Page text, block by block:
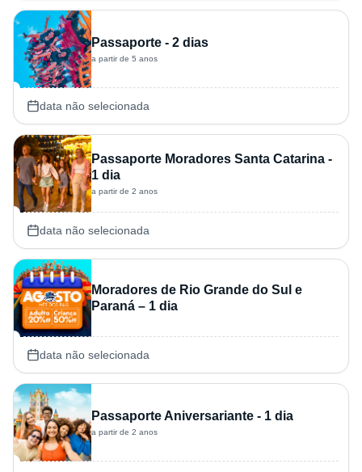
Passaporte - 2 dias
a partir de 5 anos
data não selecionada
Passaporte Moradores Santa Catarina -
1 dia
a partir de 2 anos
data não selecionada
Moradores de Rio Grande do Sul e
Paraná – 1 dia
data não selecionada
Passaporte Aniversariante - 1 dia
a partir de 2 anos